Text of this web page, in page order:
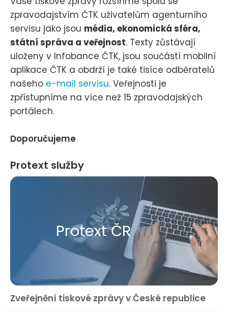
zpravodajstvím ČTK uživatelům agenturního
servisu jako jsou média, ekonomická sféra,
státní správa a veřejnost. Texty zůstávají
uloženy v Infobance ČTK, jsou součástí mobilní
aplikace ČTK a obdrží je také tisíce odběratelů
našeho e-mail servisu. Veřejnosti je
zpřístupníme na více než 15 zpravodajských
portálech.
Doporučujeme
Protext služby
Protext ČR
Zveřejnění tiskové zprávy v České republice